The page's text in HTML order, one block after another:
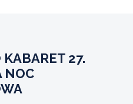
27.
NOC